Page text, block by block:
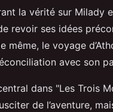
la vérité sur Milady
revoir ses idées
le voyage
avec son
dans "Les Trois
de l’aventure,